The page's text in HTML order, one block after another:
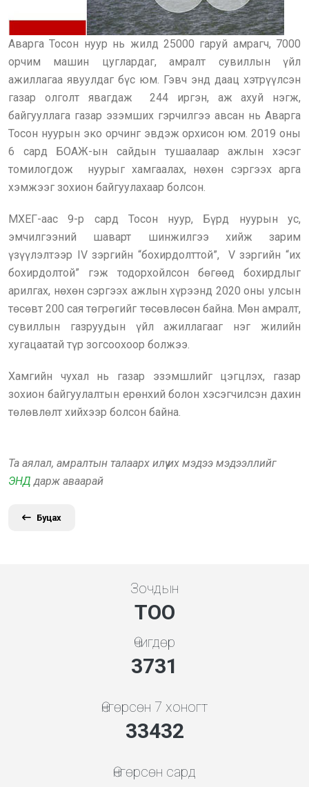
Аварга Тосон нуур нь жилд 25000 гаруй амрагч, 7000
орчим машин цуглардаг, амралт сувиллын үйл
ажиллагаа явуулдаг бүс юм. Гэвч энд даац хэтрүүлсэн
газар олголт явагдаж 244 иргэн, аж ахуй нэгж,
байгууллага газар эзэмших гэрчилгээ авсан нь Аварга
Тосон нуурын эко орчинг эвдэж орхисон юм. 2019 оны
6 сард БОАЖ-ын сайдын тушаалаар ажлын хэсэг
томилогдож нуурыг хамгаалах, нөхөн сэргээх арга
хэмжээг зохион байгуулахаар болсон.
МХЕГ-аас 9-р сард Тосон нуур, Бүрд нуурын ус,
эмчилгээний шаварт шинжилгээ хийж зарим
үзүүлэлтээр IV зэргийн “бохирдолттой”, V зэргийн “их
бохирдолтой” гэж тодорхойлсон бөгөөд бохирдлыг
арилгах, нөхөн сэргээх ажлын хүрээнд 2020 оны улсын
төсөвт 200 сая төгрөгийг төсөвлөсөн байна. Мөн амралт,
сувиллын газруудын үйл ажиллагааг нэг жилийн
хугацаатай түр зогсоохоор болжээ.
Хамгийн чухал нь газар эзэмшлийг цэгцлэх, газар
зохион байгуулалтын ерөнхий болон хэсэгчилсэн дахин
төлөвлөлт хийхээр болсон байна.
Та аялал, амралтын талаарх илүү их мэдээ мэдээллийг
ЭНД дарж аваарай
Буцах
Зочдын
ТОО
Өчигдөр
3998
Өнгөрсөн 7 хоногт
35820
Өнгөрсөн сард